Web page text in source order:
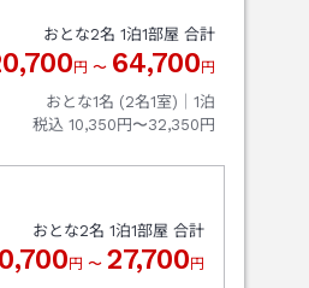
おとな2名 1泊1部屋 合計
円 〜 64,700 円
おとな1名 (2名1室)｜ 1泊
税込 10,350円〜32,350円
おとな2名 1泊1部屋 合計
円 〜 27,700 円